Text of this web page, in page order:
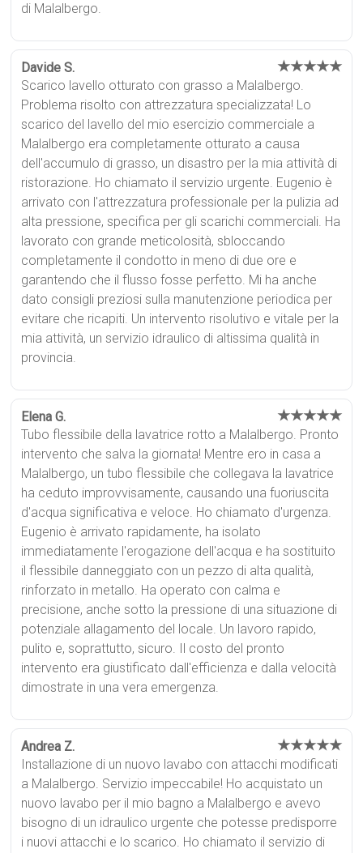
di Malalbergo.
Davide S. ★★★★★
Scarico lavello otturato con grasso a Malalbergo.
Problema risolto con attrezzatura specializzata! Lo
scarico del lavello del mio esercizio commerciale a
Malalbergo era completamente otturato a causa
dell'accumulo di grasso, un disastro per la mia attività di
ristorazione. Ho chiamato il servizio urgente. Eugenio è
arrivato con l'attrezzatura professionale per la pulizia ad
alta pressione, specifica per gli scarichi commerciali. Ha
lavorato con grande meticolosità, sbloccando
completamente il condotto in meno di due ore e
garantendo che il flusso fosse perfetto. Mi ha anche
dato consigli preziosi sulla manutenzione periodica per
evitare che ricapiti. Un intervento risolutivo e vitale per la
mia attività, un servizio idraulico di altissima qualità in
provincia.
Elena G. ★★★★★
Tubo flessibile della lavatrice rotto a Malalbergo. Pronto
intervento che salva la giornata! Mentre ero in casa a
Malalbergo, un tubo flessibile che collegava la lavatrice
ha ceduto improvvisamente, causando una fuoriuscita
d'acqua significativa e veloce. Ho chiamato d'urgenza.
Eugenio è arrivato rapidamente, ha isolato
immediatamente l'erogazione dell'acqua e ha sostituito
il flessibile danneggiato con un pezzo di alta qualità,
rinforzato in metallo. Ha operato con calma e
precisione, anche sotto la pressione di una situazione di
potenziale allagamento del locale. Un lavoro rapido,
pulito e, soprattutto, sicuro. Il costo del pronto
intervento era giustificato dall'efficienza e dalla velocità
dimostrate in una vera emergenza.
Andrea Z. ★★★★★
Installazione di un nuovo lavabo con attacchi modificati
a Malalbergo. Servizio impeccabile! Ho acquistato un
nuovo lavabo per il mio bagno a Malalbergo e avevo
bisogno di un idraulico urgente che potesse predisporre
i nuovi attacchi e lo scarico. Ho chiamato il servizio di